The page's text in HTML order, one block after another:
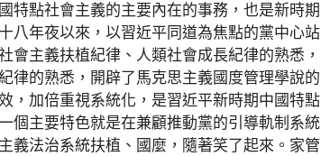
特點社會主義的主要內在的事務，也是新時期
八年夜以來，以習近平同道為焦點的黨中心站
主義扶植紀律、人類社會成長紀律的熟悉，
律的熟悉，開辟了馬克思主義國度管理學說的
，加倍重視系統化，是習近平新時期中國特點
個主要特色就是在兼顧推動黨的引導軌制系統
義法治系統扶植、國麼，隨著笑了起來。家管